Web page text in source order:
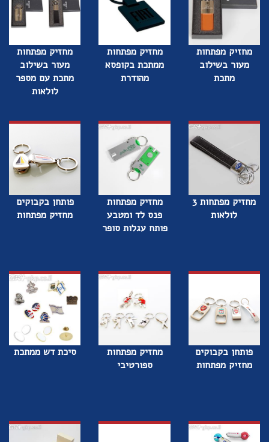
מחזיק מפתחות
מעור בשילוב
מתכת
מחזיק מפתחות
ממתכת בקופסא
מהודרת
מחזיק מפתחות
מעור בשילוב
מתכת עם מספר
לולאות
מחזיק מפתחות 3
לולאות
מחזיק מפתחות
פנס לד ומטבע
פותח עגלות סופר
פותחן בקבוקים
מחזיק מפתחות
פותחן בקבוקים
מחזיק מפתחות
מחזיק מפתחות
ספורטיבי
סיכת דש ממתכת